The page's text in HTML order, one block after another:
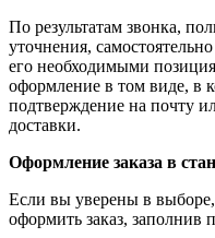
По результатам звонка,
уточнения,
его необходимыми
оформление в том виде, в
подтверждение на почту
доставки.
Оформление заказа в
Если вы уверены в
оформить заказ, заполнив